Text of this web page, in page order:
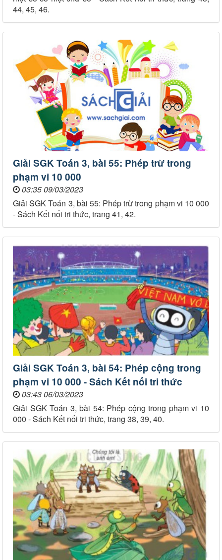
44, 45, 46.
Giải SGK Toán 3, bài 55: Phép trừ trong
phạm vi 10 000
03:35 09/03/2023
Giải SGK Toán 3, bài 55: Phép trừ trong phạm vi 10 000
- Sách Kết nối tri thức, trang 41, 42.
Giải SGK Toán 3, bài 54: Phép cộng trong
phạm vi 10 000 - Sách Kết nối tri thức
03:43 06/03/2023
Giải SGK Toán 3, bài 54: Phép cộng trong phạm vi 10
000 - Sách Kết nối tri thức, trang 38, 39, 40.